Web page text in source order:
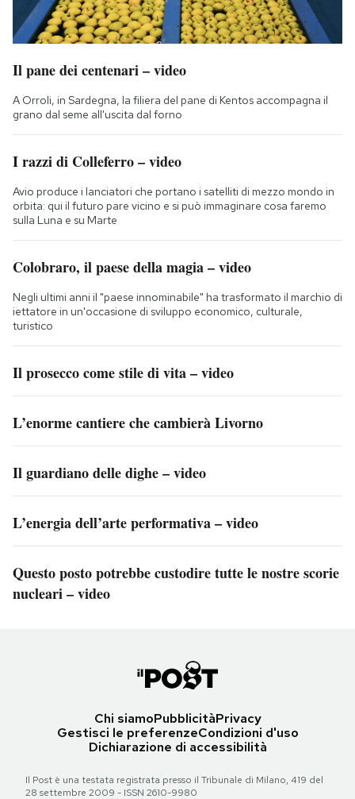
Il pane dei centenari – video
A Orroli, in Sardegna, la filiera del pane di Kentos accompagna il
grano dal seme all'uscita dal forno
I razzi di Colleferro – video
Avio produce i lanciatori che portano i satelliti di mezzo mondo in
orbita: qui il futuro pare vicino e si può immaginare cosa faremo
sulla Luna e su Marte
Colobraro, il paese della magia – video
Negli ultimi anni il "paese innominabile" ha trasformato il marchio di
iettatore in un'occasione di sviluppo economico, culturale,
turistico
Il prosecco come stile di vita – video
L’enorme cantiere che cambierà Livorno
Il guardiano delle dighe – video
L’energia dell’arte performativa – video
Questo posto potrebbe custodire tutte le nostre scorie
nucleari – video
Chi siamoPubblicitàPrivacy
Gestisci le preferenzeCondizioni d'uso
Dichiarazione di accessibilità
Il Post è una testata registrata presso il Tribunale di Milano, 419 del
28 settembre 2009 - ISSN 2610-9980